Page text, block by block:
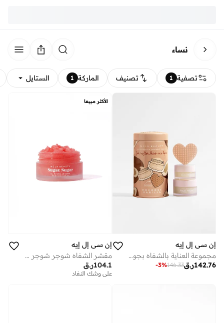
نساء
تصفية 1 تصنيف الماركة 1 الستايل
إن سي إل إيه
مجموعة العناية بالشفاه بجوز الهند والفانيليا + مقشر شفاه
ر.ق142.76
146.33
-3%
الأكثر مبيعا
إن سي إل إيه
مقشر الشفاه شوجر شوجر بالبطيخ 15 مل
ر.ق104.1
على وشك النفاد